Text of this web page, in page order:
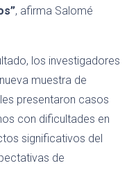
, afirma Salomé
los investigadores
muestra de
presentaron casos
con dificultades en
significativos del
de